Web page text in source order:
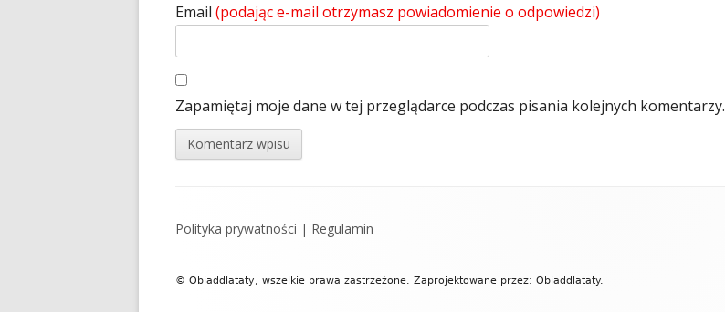
Email (podając e-mail otrzymasz powiadomienie o odpowiedzi)
Zapamiętaj moje dane w tej przeglądarce podczas pisania kolejnych komentarzy.
stopki
Polityka prywatności | Regulamin
© Obiaddlataty, wszelkie prawa zastrzeżone. Zaprojektowane przez: Obiaddlataty.